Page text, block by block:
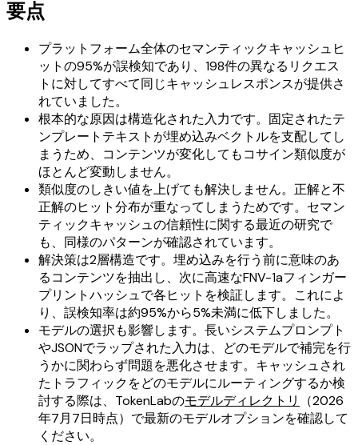
要点
プラットフォーム全体のセマンティックキャッシュヒ
ットの95%が誤検知であり、198件の異なるリクエス
トに対してすべて同じキャッシュレスポンスが提供さ
れていました。
根本的な原因は構造化された入力です。固定されたテ
ンプレートテキストが埋め込みベクトルを支配してし
まうため、コンテンツが変化してもコサイン類似度が
ほとんど変動しません。
類似度のしきい値を上げても解決しません。正解と不
正解のヒット分布が重なってしまうためです。セマン
ティックキャッシュの信頼性に関する最近の研究で
も、同様のパターンが確認されています。
解決策は2層構造です。埋め込みを行う前に意味のあ
るコンテンツを抽出し、次に高速なFNV-1aフィンガー
プリントハッシュで各ヒットを検証します。これによ
り、誤検知率は約95%から5%未満に低下しました。
モデルの選択も影響します。長いシステムプロンプト
やJSONでラップされた入力は、どのモデルで補完を行
うかに関わらず問題を悪化させます。キャッシュされ
たトラフィックをどのモデルにルーティングするか検
討する際は、TokenLabのモデルディレクトリ
（2026
年7月7日時点）で最新のモデルオプションを確認して
ください。